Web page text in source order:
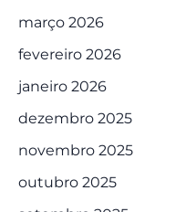
março 2026
fevereiro 2026
janeiro 2026
dezembro 2025
novembro 2025
outubro 2025